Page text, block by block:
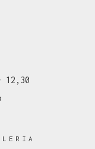
12,30